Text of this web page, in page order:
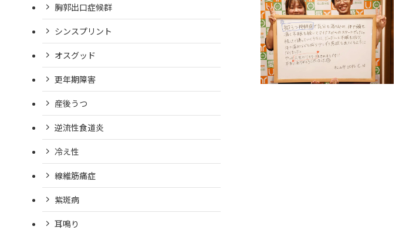
胸郭出口症候群
シンスプリント
オスグッド
更年期障害
産後うつ
逆流性食道炎
冷え性
線維筋痛症
紫斑病
耳鳴り